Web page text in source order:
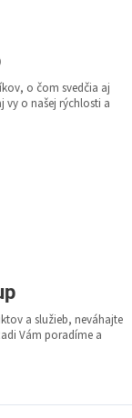
o čom svedčia aj
vy o našej rýchlosti a
a služieb, neváhajte
Vám poradíme a